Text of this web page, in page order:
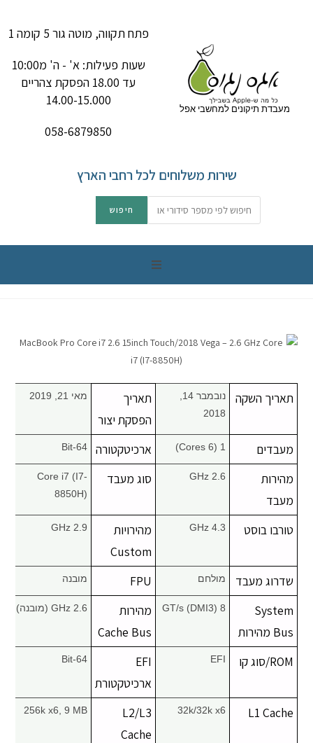
מעבדת תיקונים למחשבי אפל
פתח תקווה, מוטה גור 5 קומה 1
שעות פעילות: א' - ה' מ10:00
עד 18.00 הפסקת צהריים
14.00-15.000
058-6879850
שירות משלוחים לכל רחבי הארץ
מחשבי אפל
אביזרים לApple
חלקים למק | Apple
שירות תיקונים למכשירי אפל
מדריכים
תאריך השקה
2018
תאריך
הפסקת יצור
מאי 21, 2019
מעבדים 1 (6 Cores) ארכיטקטורה 64-Bit
מהירות
מעבד
2.6 GHz סוג מעבד
Core i7 (I7-
8850H)
טורבו בוסט 4.3 GHz
מהירויות
Custom
2.9 GHz
שדרוג מעבד מולחם FPU מובנה
System
Bus מהירות
8 GT/s (DMI3)
מהירות
Cache Bus
2.6 GHz (מובנה)
ROM/סוג קו EFI
EFI
ארכיטקטורת
64-Bit
L1 Cache
32k/32k x6
L2/L3
Cache
256k x6, 9 MB